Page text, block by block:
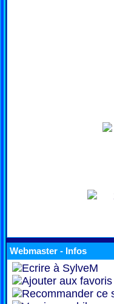
Webmaster - Infos